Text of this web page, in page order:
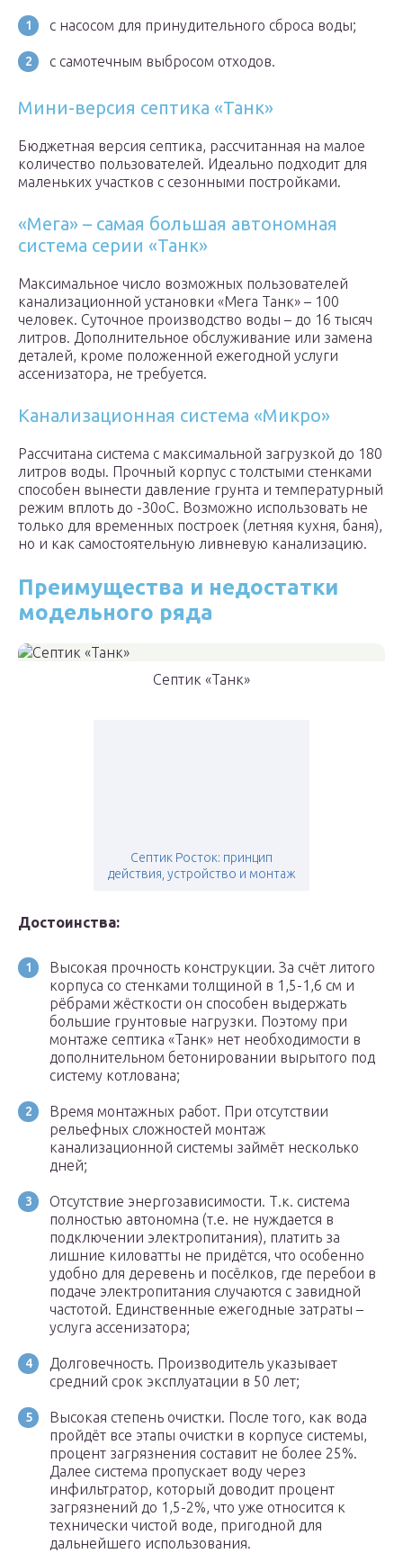
с насосом для принудительного сброса воды;
с самотечным выбросом отходов.
Мини-версия септика «Танк»
Бюджетная версия септика, рассчитанная на малое
количество пользователей. Идеально подходит для
маленьких участков с сезонными постройками.
«Мега» – самая большая автономная
система серии «Танк»
Максимальное число возможных пользователей
канализационной установки «Мега Танк» – 100
человек. Суточное производство воды – до 16 тысяч
литров. Дополнительное обслуживание или замена
деталей, кроме положенной ежегодной услуги
ассенизатора, не требуется.
Канализационная система «Микро»
Рассчитана система с максимальной загрузкой до 180
литров воды. Прочный корпус с толстыми стенками
способен вынести давление грунта и температурный
режим вплоть до -30оС. Возможно использовать не
только для временных построек (летняя кухня, баня),
но и как самостоятельную ливневую канализацию.
Преимущества и недостатки
модельного ряда
Септик «Танк»
Септик Росток: принцип
действия, устройство и монтаж
Достоинства:
Высокая прочность конструкции. За счёт литого
корпуса со стенками толщиной в 1,5-1,6 см и
рёбрами жёсткости он способен выдержать
большие грунтовые нагрузки. Поэтому при
монтаже септика «Танк» нет необходимости в
дополнительном бетонировании вырытого под
систему котлована;
Время монтажных работ. При отсутствии
рельефных сложностей монтаж
канализационной системы займёт несколько
дней;
Отсутствие энергозависимости. Т.к. система
полностью автономна (т.е. не нуждается в
подключении электропитания), платить за
лишние киловатты не придётся, что особенно
удобно для деревень и посёлков, где перебои в
подаче электропитания случаются с завидной
частотой. Единственные ежегодные затраты –
услуга ассенизатора;
Долговечность. Производитель указывает
средний срок эксплуатации в 50 лет;
Высокая степень очистки. После того, как вода
пройдёт все этапы очистки в корпусе системы,
процент загрязнения составит не более 25%.
Далее система пропускает воду через
инфильтратор, который доводит процент
загрязнений до 1,5-2%, что уже относится к
технически чистой воде, пригодной для
дальнейшего использования.